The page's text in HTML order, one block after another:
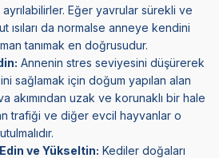
ayrılabilirler. Eğer yavrular sürekli ve
ısıları da normalse anneye kendini
tanımak en doğrusudur.
Annenin stres seviyesini düşürerek
sağlamak için doğum yapılan alan
akımından uzak ve korunaklı bir hale
trafiği ve diğer evcil hayvanlar o
ve Yükseltin: Kediler doğaları